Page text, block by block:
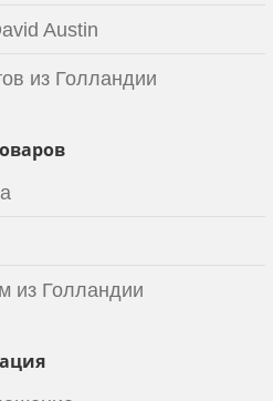
Austin
из Голландии
из Голландии